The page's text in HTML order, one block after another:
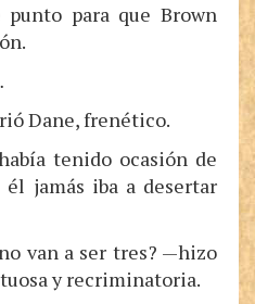
para que Brown
Dane, frenético.
tenido ocasión de
jamás iba a desertar
van a ser tres? —hizo
y recriminatoria.